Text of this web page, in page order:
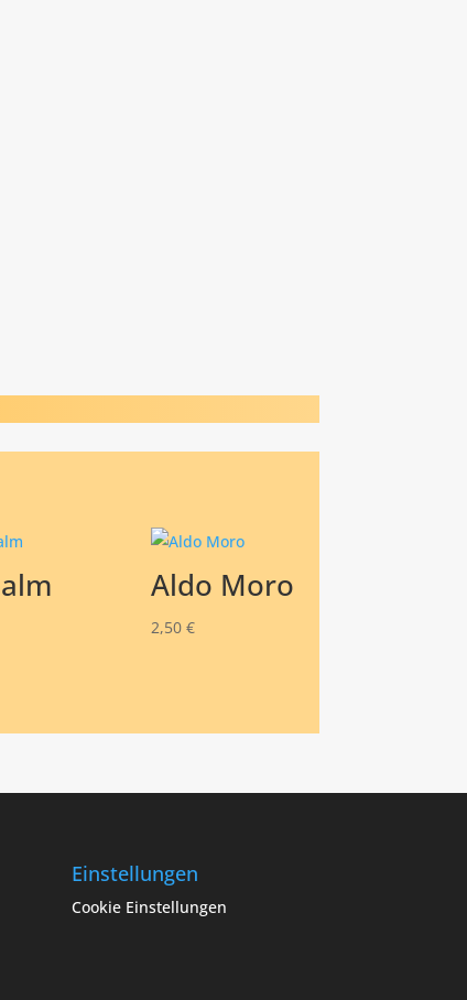
Aldo Moro
2,50€
Einstellungen
Cookie Einstellungen